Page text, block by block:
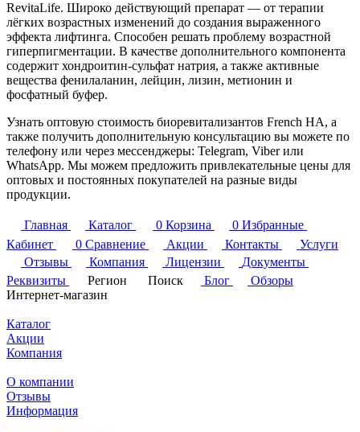
RevitaLife. Широко действующий препарат — от терапии
лёгких возрастных изменений до создания выраженного
эффекта лифтинга. Способен решать проблему возрастной
гиперпигментации. В качестве дополнительного компонента
содержит хондроитин-сульфат натрия, а также активные
вещества фенилаланин, лейцин, лизин, метионин и
фосфатный буфер.
Узнать оптовую стоимость биоревитализантов French HA, а
также получить дополнительную консультацию вы можете по
телефону или через мессенджеры: Telegram, Viber или
WhatsApp. Мы можем предложить привлекательные цены для
оптовых и постоянных покупателей на разные виды
продукции.
Главная Каталог 0 Корзина 0 Избранные
Кабинет
0 Сравнение Акции Контакты
Услуги
Отзывы
Компания Лицензии
Документы
Реквизиты
Регион Поиск Блог
Обзоры
Интернет-магазин
Каталог
Акции
Компания
О компании
Отзывы
Информация